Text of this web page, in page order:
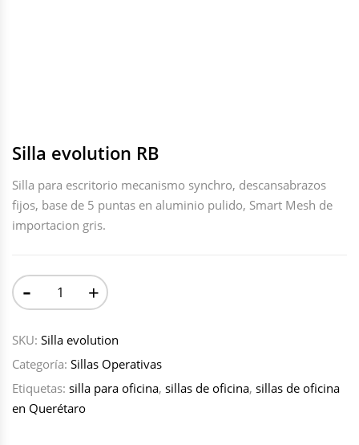
Silla evolution RB
Silla para escritorio mecanismo synchro, descansabrazos
fijos, base de 5 puntas en aluminio pulido, Smart Mesh de
importacion gris.
- +
SKU: Silla evolution
Categoría: Sillas Operativas
Etiquetas: silla para oficina, sillas de oficina, sillas de oficina
en Querétaro